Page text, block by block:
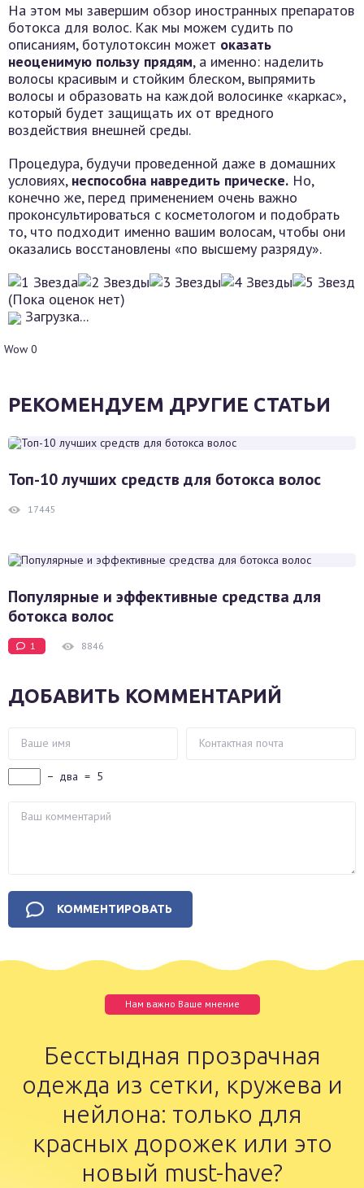
На этом мы завершим обзор иностранных препаратов
ботокса для волос. Как мы можем судить по
описаниям, ботулотоксин может оказать
неоценимую пользу прядям, а именно: наделить
волосы красивым и стойким блеском, выпрямить
волосы и образовать на каждой волосинке «каркас»,
который будет защищать их от вредного
воздействия внешней среды.
Процедура, будучи проведенной даже в домашних
условиях, неспособна навредить прическе. Но,
конечно же, перед применением очень важно
проконсультироваться с косметологом и подобрать
то, что подходит именно вашим волосам, чтобы они
оказались восстановлены «по высшему разряду».
(Пока оценок нет)
Загрузка...
Wow 0
РЕКОМЕНДУЕМ ДРУГИЕ СТАТЬИ
Топ-10 лучших средств для ботокса волос
17445
Популярные и эффективные средства для
ботокса волос
1 8846
ДОБАВИТЬ КОММЕНТАРИЙ
− два = 5
Нам важно Ваше мнение
Бесстыдная прозрачная
одежда из сетки, кружева и
нейлона: только для
красных дорожек или это
новый must-have?